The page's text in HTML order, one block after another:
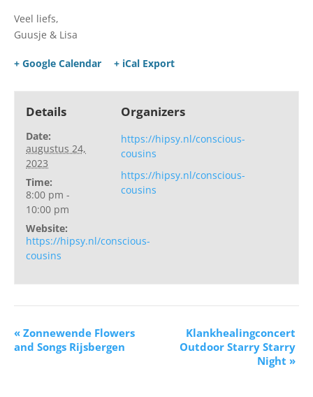
Veel liefs,
Guusje & Lisa
+ Google Calendar + iCal Export
Details
Date:
augustus 24,
2023
Time:
8:00 pm -
10:00 pm
Website:
https://hipsy.nl/conscious-
cousins
Organizers
https://hipsy.nl/conscious-
cousins
https://hipsy.nl/conscious-
cousins
« Zonnewende Flowers
and Songs Rijsbergen
Klankhealingconcert
Outdoor Starry Starry
Night »